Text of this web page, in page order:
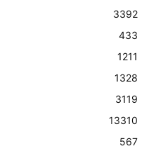
3392
433
1211
1328
3119
13310
567